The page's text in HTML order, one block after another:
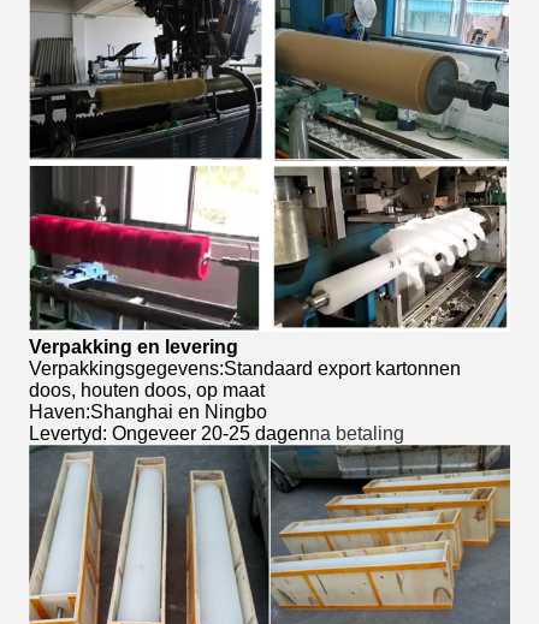
Verpakking en levering
Verpakkingsgegevens:Standaard export kartonnen
doos, houten doos, op maat
Haven:Shanghai en Ningbo
Levertyd: Ongeveer 20-25 dagenna betaling